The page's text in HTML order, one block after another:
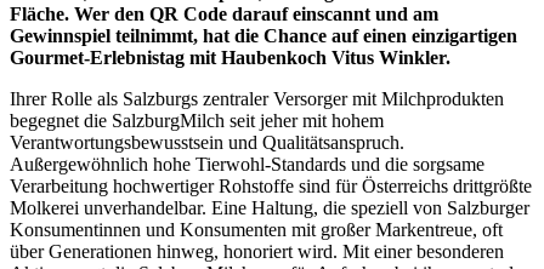
Fläche. Wer den QR Code darauf einscannt und am
Gewinnspiel teilnimmt, hat die Chance auf einen einzigartigen
Gourmet-Erlebnistag mit Haubenkoch Vitus Winkler.
Ihrer Rolle als Salzburgs zentraler Versorger mit Milchprodukten
begegnet die SalzburgMilch seit jeher mit hohem
Verantwortungsbewusstsein und Qualitätsanspruch.
Außergewöhnlich hohe Tierwohl-Standards und die sorgsame
Verarbeitung hochwertiger Rohstoffe sind für Österreichs drittgrößte
Molkerei unverhandelbar. Eine Haltung, die speziell von Salzburger
Konsumentinnen und Konsumenten mit großer Markentreue, oft
über Generationen hinweg, honoriert wird. Mit einer besonderen